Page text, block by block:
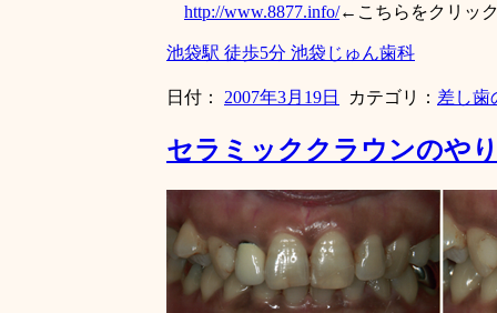
http://www.8877.info/←こちらをクリッ
池袋駅 徒歩5分 池袋じゅん歯科
日付： 2007年3月19日 カテゴリ： 差し歯
セラミッククラウンのや